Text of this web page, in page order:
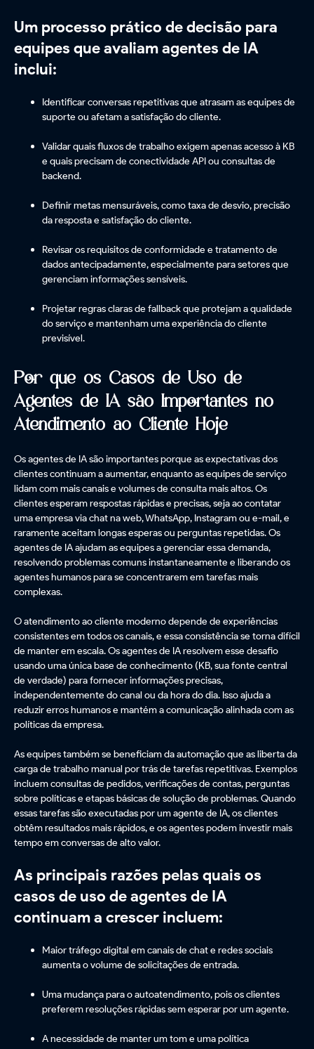
Um processo prático de decisão para
equipes que avaliam agentes de IA
inclui:
Identificar conversas repetitivas que atrasam as equipes de
suporte ou afetam a satisfação do cliente.
Validar quais fluxos de trabalho exigem apenas acesso à KB
e quais precisam de conectividade API ou consultas de
backend.
Definir metas mensuráveis, como taxa de desvio, precisão
da resposta e satisfação do cliente.
Revisar os requisitos de conformidade e tratamento de
dados antecipadamente, especialmente para setores que
gerenciam informações sensíveis.
Projetar regras claras de fallback que protejam a qualidade
do serviço e mantenham uma experiência do cliente
previsível.
Por que os Casos de Uso de
Agentes de IA são Importantes no
Atendimento ao Cliente Hoje
Os agentes de IA são importantes porque as expectativas dos
clientes continuam a aumentar, enquanto as equipes de serviço
lidam com mais canais e volumes de consulta mais altos. Os
clientes esperam respostas rápidas e precisas, seja ao contatar
uma empresa via chat na web, WhatsApp, Instagram ou e-mail, e
raramente aceitam longas esperas ou perguntas repetidas. Os
agentes de IA ajudam as equipes a gerenciar essa demanda,
resolvendo problemas comuns instantaneamente e liberando os
agentes humanos para se concentrarem em tarefas mais
complexas.
O atendimento ao cliente moderno depende de experiências
consistentes em todos os canais, e essa consistência se torna difícil
de manter em escala. Os agentes de IA resolvem esse desafio
usando uma única base de conhecimento (KB, sua fonte central
de verdade) para fornecer informações precisas,
independentemente do canal ou da hora do dia. Isso ajuda a
reduzir erros humanos e mantém a comunicação alinhada com as
políticas da empresa.
As equipes também se beneficiam da automação que as liberta da
carga de trabalho manual por trás de tarefas repetitivas. Exemplos
incluem consultas de pedidos, verificações de contas, perguntas
sobre políticas e etapas básicas de solução de problemas. Quando
essas tarefas são executadas por um agente de IA, os clientes
obtêm resultados mais rápidos, e os agentes podem investir mais
tempo em conversas de alto valor.
As principais razões pelas quais os
casos de uso de agentes de IA
continuam a crescer incluem:
Maior tráfego digital em canais de chat e redes sociais
aumenta o volume de solicitações de entrada.
Uma mudança para o autoatendimento, pois os clientes
preferem resoluções rápidas sem esperar por um agente.
A necessidade de manter um tom e uma política